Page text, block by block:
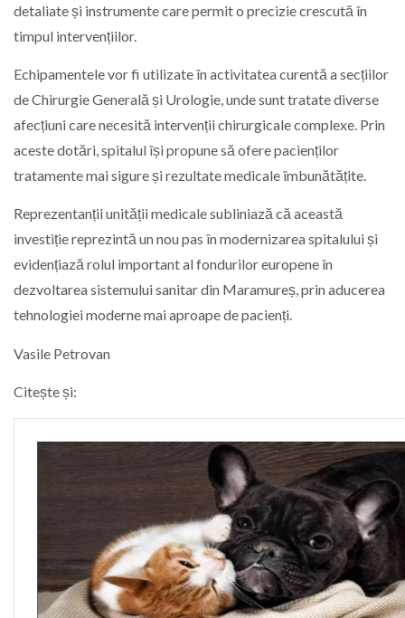
detaliate și instrumente care permit o precizie crescută în
timpul intervențiilor.
Echipamentele vor fi utilizate în activitatea curentă a secțiilor
de Chirurgie Generală și Urologie, unde sunt tratate diverse
afecțiuni care necesită intervenții chirurgicale complexe. Prin
aceste dotări, spitalul își propune să ofere pacienților
tratamente mai sigure și rezultate medicale îmbunătățite.
Reprezentanții unității medicale subliniază că această
investiție reprezintă un nou pas în modernizarea spitalului și
evidențiază rolul important al fondurilor europene în
dezvoltarea sistemului sanitar din Maramureș, prin aducerea
tehnologiei moderne mai aproape de pacienți.
Vasile Petrovan
Citește și: